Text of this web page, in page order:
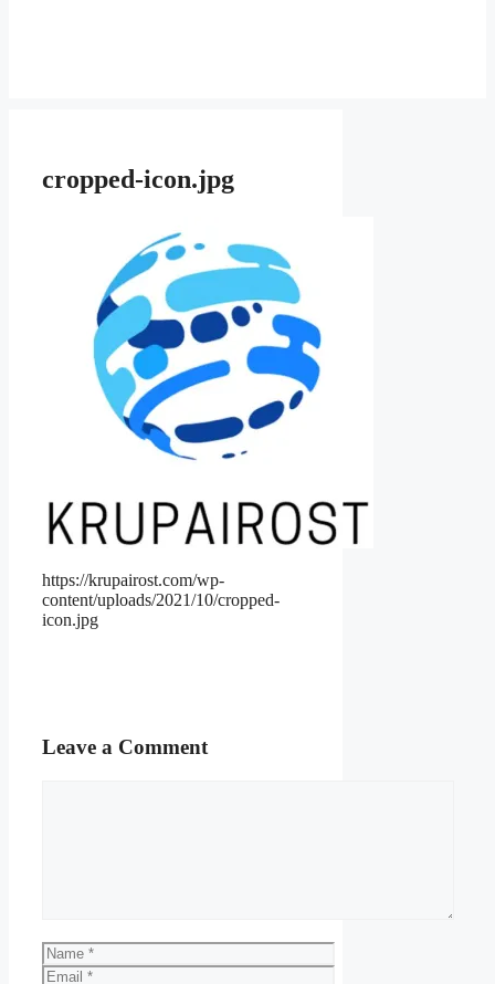
cropped-icon.jpg
https://krupairost.com/wp-
content/uploads/2021/10/cropped-
icon.jpg
Leave a Comment
Name
Email